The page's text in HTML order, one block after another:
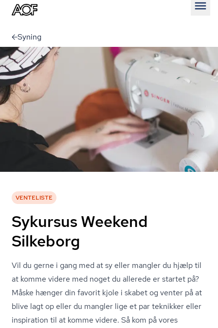
Syning
VENTELISTE
Sykursus Weekend
Silkeborg
Vil du gerne i gang med at sy eller mangler du hjælp til
at komme videre med noget du allerede er startet på?
Måske hænger din favorit kjole i skabet og venter på at
blive lagt op eller du mangler lige et par teknikker eller
inspiration til at komme videre. Så kom på vores